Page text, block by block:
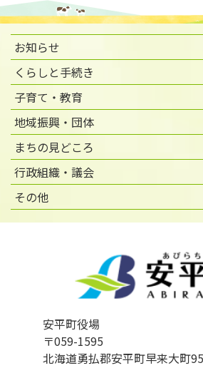
お知らせ
くらしと手続き
子育て・教育
地域振興・団体
まちの見どころ
行政組織・議会
その他
安平町役場
〒059-1595
北海道勇払郡安平町早来大町